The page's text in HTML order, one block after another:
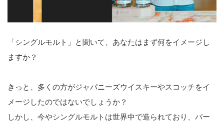
「シングルモルト」と聞いて、あなたはまず何をイメージし
ますか？
きっと、多くの方がジャパニーズウイスキーやスコッチをイ
メージしたのではないでしょうか？
しかし、今やシングルモルトは世界中で造られており、バー